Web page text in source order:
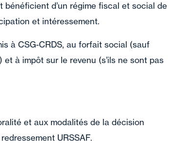
d’un régime fiscal et social de
et intéressement.
à CSG-CRDS, au forfait social (sauf
à impôt sur le revenu (s’ils ne sont pas
et aux modalités de la décision
URSSAF.